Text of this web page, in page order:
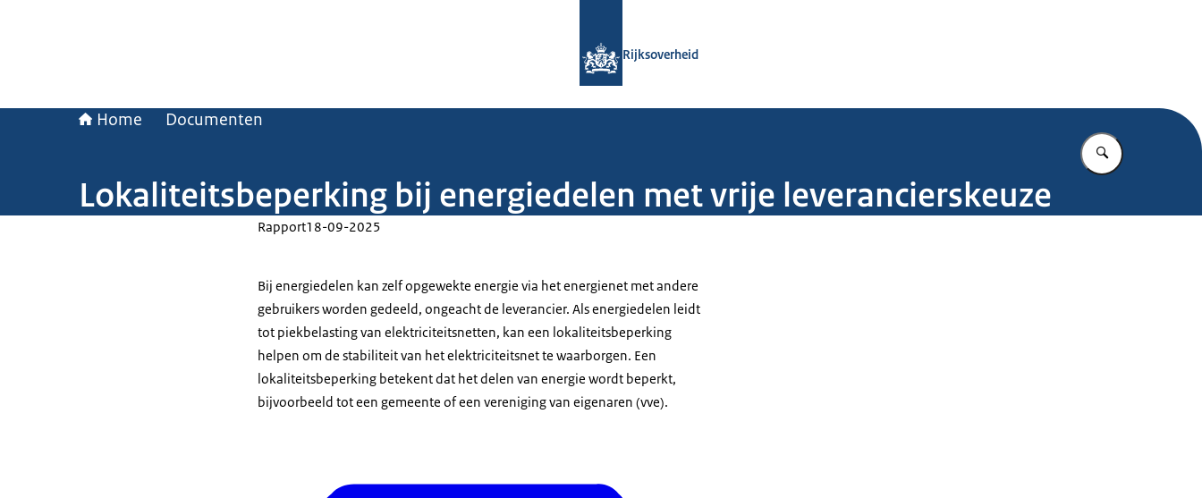
Rijksoverheid
Home Documenten
Vul in wat u
Lokaliteitsbeperking bij energiedelen met vrije leverancierskeuze
Rapport18-09-2025
Bij energiedelen kan zelf opgewekte energie via het energienet met andere
gebruikers worden gedeeld, ongeacht de leverancier. Als energiedelen leidt
tot piekbelasting van elektriciteitsnetten, kan een lokaliteitsbeperking
helpen om de stabiliteit van het elektriciteitsnet te waarborgen. Een
lokaliteitsbeperking betekent dat het delen van energie wordt beperkt,
bijvoorbeeld tot een gemeente of een vereniging van eigenaren (vve).